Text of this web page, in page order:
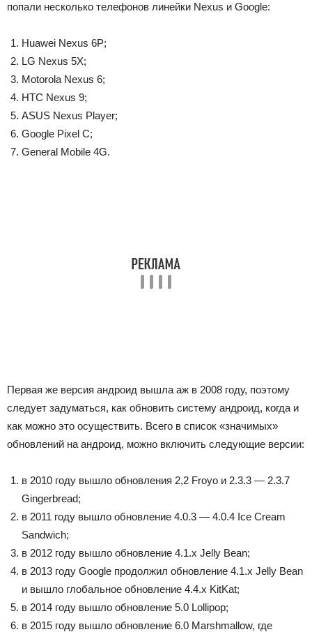
попали несколько телефонов линейки Nexus и Google:
Huawei Nexus 6P;
LG Nexus 5X;
Motorola Nexus 6;
HTC Nexus 9;
ASUS Nexus Player;
Google Pixel C;
General Mobile 4G.
Первая же версия андроид вышла аж в 2008 году, поэтому
следует задуматься, как обновить систему андроид, когда и
как можно это осуществить. Всего в список «значимых»
обновлений на андроид, можно включить следующие версии:
в 2010 году вышло обновления 2,2 Froyo и 2.3.3 — 2.3.7
Gingerbread;
в 2011 году вышло обновление 4.0.3 — 4.0.4 Ice Cream
Sandwich;
в 2012 году вышло обновление 4.1.x Jelly Bean;
в 2013 году Google продолжил обновление 4.1.x Jelly Bean
и вышло глобальное обновление 4.4.x KitKat;
в 2014 году вышло обновление 5.0 Lollipop;
в 2015 году вышло обновление 6.0 Marshmallow, где